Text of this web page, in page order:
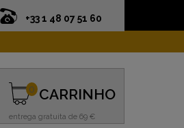
+33 1 48 07 51 60
CARRINHO
entrega gratuita de 69 €
0